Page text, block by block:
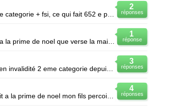
2
réponses
Je touche une pension d'invalidité 2eme categorie + fsi, ce qui fait 652 e par mois, ai-je droit à l
1
réponse
étant en congés parentales ai je droits a la prime de noel que verse la mairie ou je travail? et mon
3
réponses
Ai je le droit a une prime de noel étant en invalidité 2 eme categorie depuis le 25 octobre 2009? je
4
réponses
Je suis beneficiaire de l aah ai je le droit a la prime de noel mon fils percois are es ce que lui a